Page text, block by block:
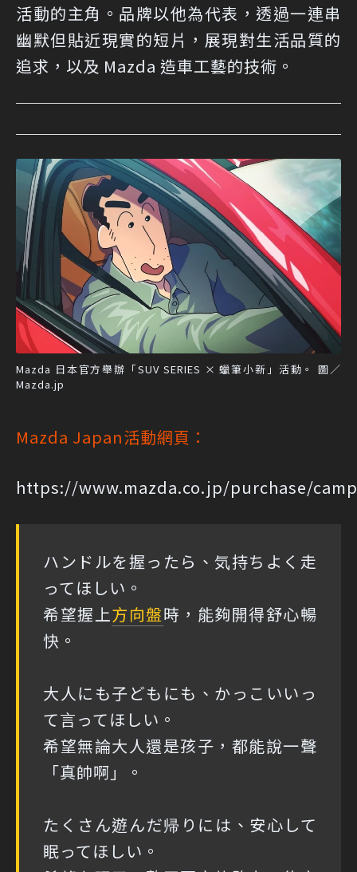
活動的主角。品牌以他為代表，透過一連串
幽默但貼近現實的短片，展現對生活品質的
追求，以及 Mazda 造車工藝的技術。
Mazda 日本官方舉辦「SUV SERIES × 蠟筆小新」活動。 圖／
Mazda.jp
Mazda Japan活動網頁：
https://www.mazda.co.jp/purchase/
ハンドルを握ったら、気持ちよく走
ってほしい。
希望握上方向盤時，能夠開得舒心暢
快。
大人にも子どもにも、かっこいいっ
て言ってほしい。
希望無論大人還是孩子，都能說一聲
「真帥啊」。
たくさん遊んだ帰りには、安心して
眠ってほしい。